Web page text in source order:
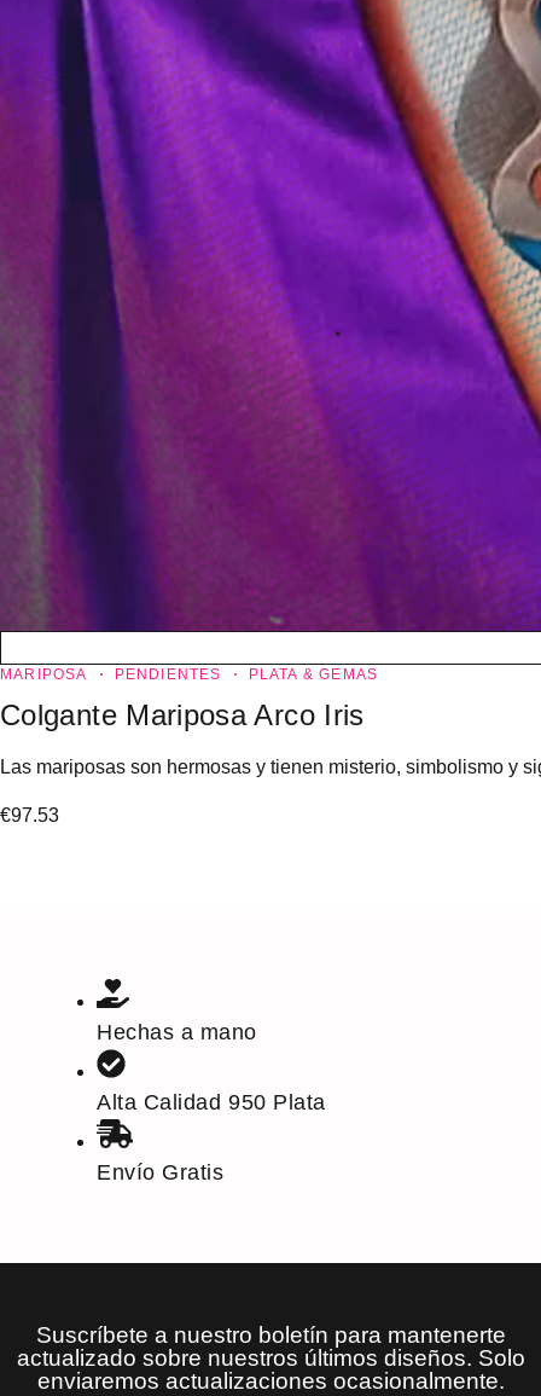
MARIPOSA PENDIENTES PLATA & GEMAS
Colgante Mariposa Arco Iris
Las mariposas son hermosas y tienen misterio, simbolismo y
€97.53
Hechas a mano
Alta Calidad 950 Plata
Envío Gratis
Suscríbete a nuestro boletín para mantenerte
actualizado sobre nuestros últimos diseños. Solo
enviaremos actualizaciones ocasionalmente.